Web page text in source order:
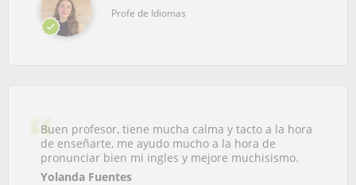
Profe de Idiomas
Buen profesor, tiene mucha calma y tacto a la hora
de enseñarte, me ayudo mucho a la hora de
pronunciar bien mi ingles y mejore muchisismo.
Yolanda Fuentes